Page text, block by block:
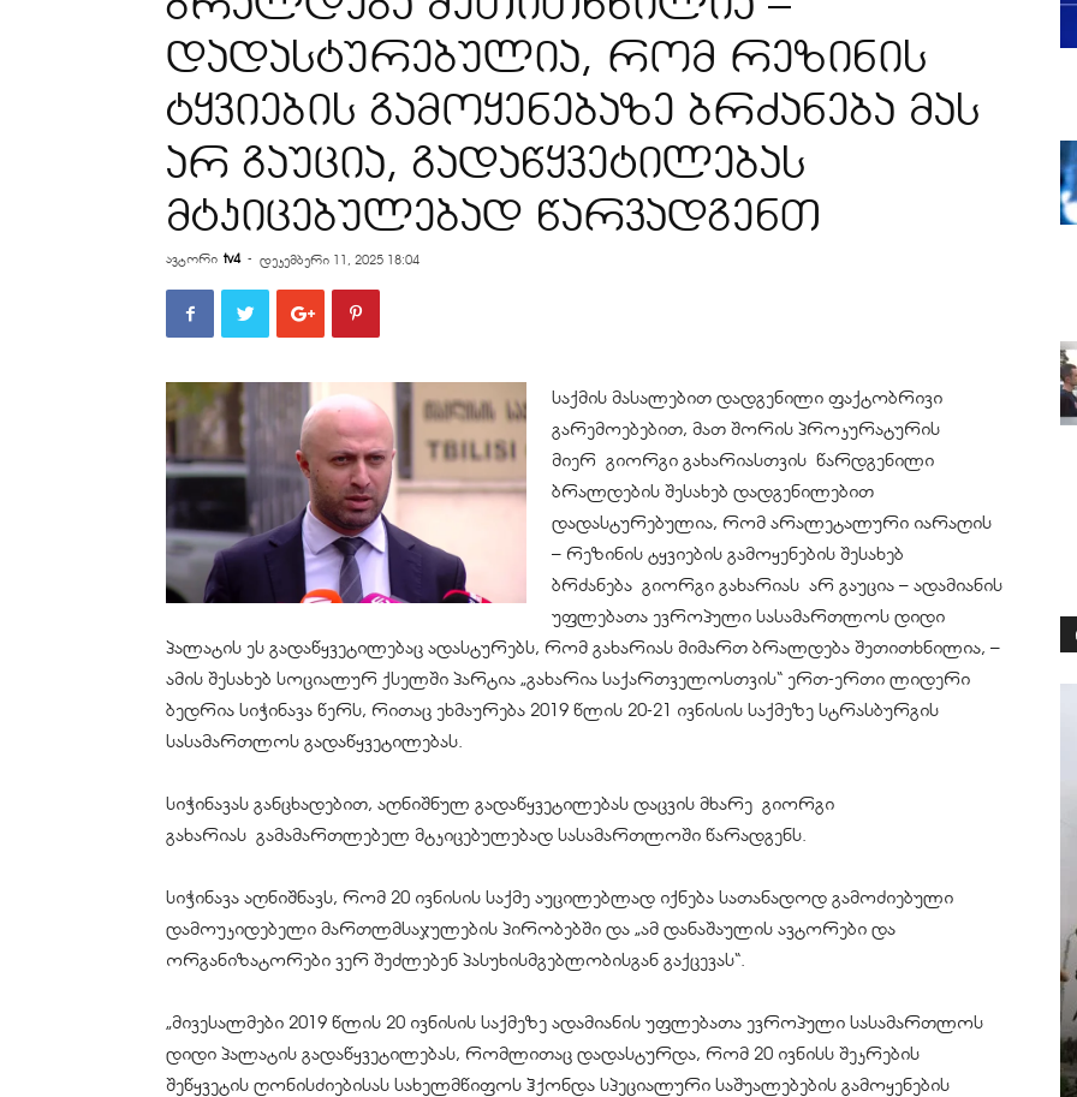
დადასტურებულია, რომ რეზინის
ტყვიების გამოყენებაზე ბრძანება მას
არ გაუცია, გადაწყვეტილებას
მტკიცებულებად წარვადგენთ
ავტორი tv4 - დეკემბერი 11, 2025 18:04
საქმის მასალებით დადგენილი ფაქტობრივი
გარემოებებით, მათ შორის პროკურატურის
მიერ გიორგი გახარიასთვის წარდგენილი
ბრალდების შესახებ დადგენილებით
დადასტურებულია, რომ არალეტალური იარაღის
– რეზინის ტყვიების გამოყენების შესახებ
ბრძანება გიორგი გახარიას არ გაუცია – ადამიანის
უფლებათა ევროპული სასამართლოს დიდი
პალატის ეს გადაწყვეტილებაც ადასტურებს, რომ გახარიას მიმართ ბრალდება შეთითხნილია, –
ამის შესახებ სოციალურ ქსელში პარტია „გახარია საქართველოსთვის“ ერთ-ერთი ლიდერი
ბედრია სიჭინავა წერს, რითაც ეხმაურება 2019 წლის 20-21 ივნისის საქმეზე სტრასბურგის
სასამართლოს გადაწყვეტილებას.
სიჭინავას განცხადებით, აღნიშნულ გადაწყვეტილებას დაცვის მხარე გიორგი
გახარიას გამამართლებელ მტკიცებულებად სასამართლოში წარადგენს.
სიჭინავა აღნიშნავს, რომ 20 ივნისის საქმე აუცილებლად იქნება სათანადოდ გამოძიებული
დამოუკიდებელი მართლმსაჯულების პირობებში და „ამ დანაშაულის ავტორები და
ორგანიზატორები ვერ შეძლებენ პასუხისმგებლობისგან გაქცევას“.
„მივესალმები 2019 წლის 20 ივნისის საქმეზე ადამიანის უფლებათა ევროპული სასამართლოს
დიდი პალატის გადაწყვეტილებას, რომლითაც დადასტურდა, რომ 20 ივნისს შეკრების
შეწყვეტის ღონისძიებისას სახელმწიფოს ჰქონდა სპეციალური საშუალებების გამოყენების